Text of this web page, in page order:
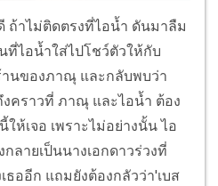
ถ้าไม่ติดตรงที่ไอน้ำ ดันมาลืม
ที่ไอน้ำใส่ไปโชว์ตัวให้กับ
านของภาณุ และกลับพบว่า
งคราวที่ ภาณุ และไอน้ำ ต้อง
ห้เจอ เพราะไม่อย่างนั้น ไอ
ลายเป็นนางเอกดาวร่วงที่
ออีก แถมยังต้องกลัวว่า'เบส